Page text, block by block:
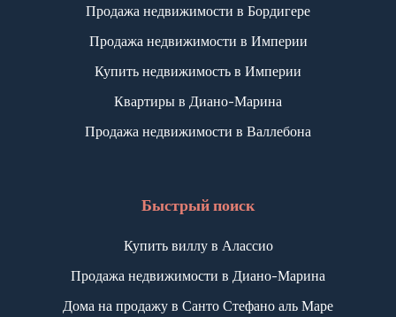
Продажа недвижимости в Бордигере
Продажа недвижимости в Империи
Купить недвижимость в Империи
Квартиры в Диано-Марина
Продажа недвижимости в Валлебона
Быстрый поиск
Купить виллу в Алассио
Продажа недвижимости в Диано-Марина
Дома на продажу в Санто Стефано аль Маре